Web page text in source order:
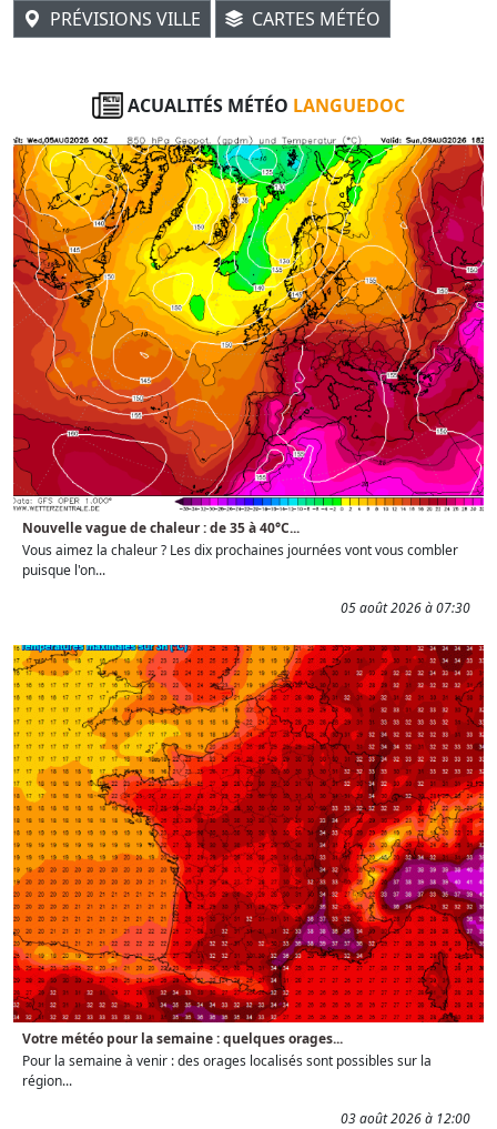
PRÉVISIONS VILLE CARTES MÉTÉO
ACUALITÉS MÉTÉO LANGUEDOC
Nouvelle vague de chaleur : de 35 à 40°C...
Vous aimez la chaleur ? Les dix prochaines journées vont vous combler
puisque l'on...
05 août 2026 à 07:30
Votre météo pour la semaine : quelques orages...
Pour la semaine à venir : des orages localisés sont possibles sur la
région...
03 août 2026 à 12:00